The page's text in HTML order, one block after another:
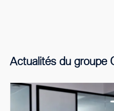
Actualités du groupe